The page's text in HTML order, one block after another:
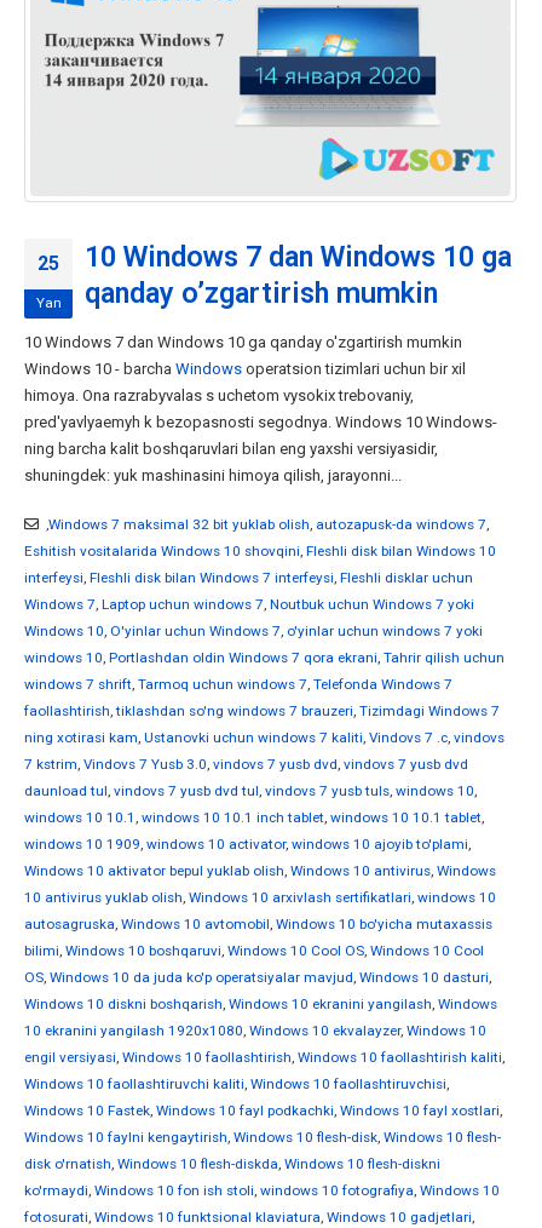
25
Yan
10 Windows 7 dan Windows 10 ga
qanday o’zgartirish mumkin
10 Windows 7 dan Windows 10 ga qanday o'zgartirish mumkin
Windows 10 - barcha Windows operatsion tizimlari uchun bir xil
himoya. Ona razrabyvalas s uchetom vysokix trebovaniy,
pred'yavlyaemyh k bezopasnosti segodnya. Windows 10 Windows-
ning barcha kalit boshqaruvlari bilan eng yaxshi versiyasidir,
shuningdek: yuk mashinasini himoya qilish, jarayonni...
,Windows 7 maksimal 32 bit yuklab olish, autozapusk-da windows 7,
Eshitish vositalarida Windows 10 shovqini, Fleshli disk bilan Windows 10
interfeysi, Fleshli disk bilan Windows 7 interfeysi, Fleshli disklar uchun
Windows 7, Laptop uchun windows 7, Noutbuk uchun Windows 7 yoki
Windows 10, O'yinlar uchun Windows 7, o'yinlar uchun windows 7 yoki
windows 10, Portlashdan oldin Windows 7 qora ekrani, Tahrir qilish uchun
windows 7 shrift, Tarmoq uchun windows 7, Telefonda Windows 7
faollashtirish,tiklashdan so'ng windows 7 brauzeri, Tizimdagi Windows 7
ning xotirasi kam, Ustanovki uchun windows 7 kaliti, Vindovs 7 .c, vindovs
7 kstrim, Vindovs 7 Yusb 3.0, vindovs 7 yusb dvd, vindovs 7 yusb dvd
daunload tul, vindovs 7 yusb dvd tul, vindovs 7 yusb tuls, windows 10,
windows 10 10.1 , windows 10 10.1 inch tablet, windows 10 10.1 tablet,
windows 10 1909, windows 10 activator, windows 10 ajoyib to'plami,
Windows 10 aktivator bepul yuklab olish, Windows 10 antivirus, Windows
10 antivirus yuklab olish, Windows 10 arxivlash sertifikatlari, windows 10
autosagruska, Windows 10 avtomobil, Windows 10 bo'yicha mutaxassis
bilimi, Windows 10 boshqaruvi, Windows 10 Cool OS, Windows 10 Cool
OS, Windows 10 da juda ko'p operatsiyalar mavjud, Windows 10 dasturi,
Windows 10 diskni boshqarish, Windows 10 ekranini yangilash, Windows
10 ekranini yangilash 1920x1080, Windows 10 ekvalayzer, Windows 10
engil versiyasi, Windows 10 faollashtirish, Windows 10 faollashtirish kaliti,
Windows 10 faollashtiruvchi kaliti, Windows 10 faollashtiruvchisi,
Windows 10 Fastek, Windows 10 fayl podkachki, Windows 10 fayl xostlari,
Windows 10 faylni kengaytirish, Windows 10 flesh-disk, Windows 10 flesh-
disk o'rnatish, Windows 10 flesh-diskda, Windows 10 flesh-diskni
ko'rmaydi, Windows 10 fon ish stoli, windows 10 fotografiya, Windows 10
fotosurati, Windows 10 funktsional klaviatura, Windows 10 gadjetlari,